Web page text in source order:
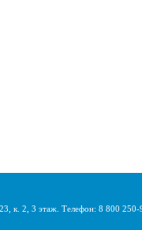
к. 2, 3 этаж. Телефон: 8 800